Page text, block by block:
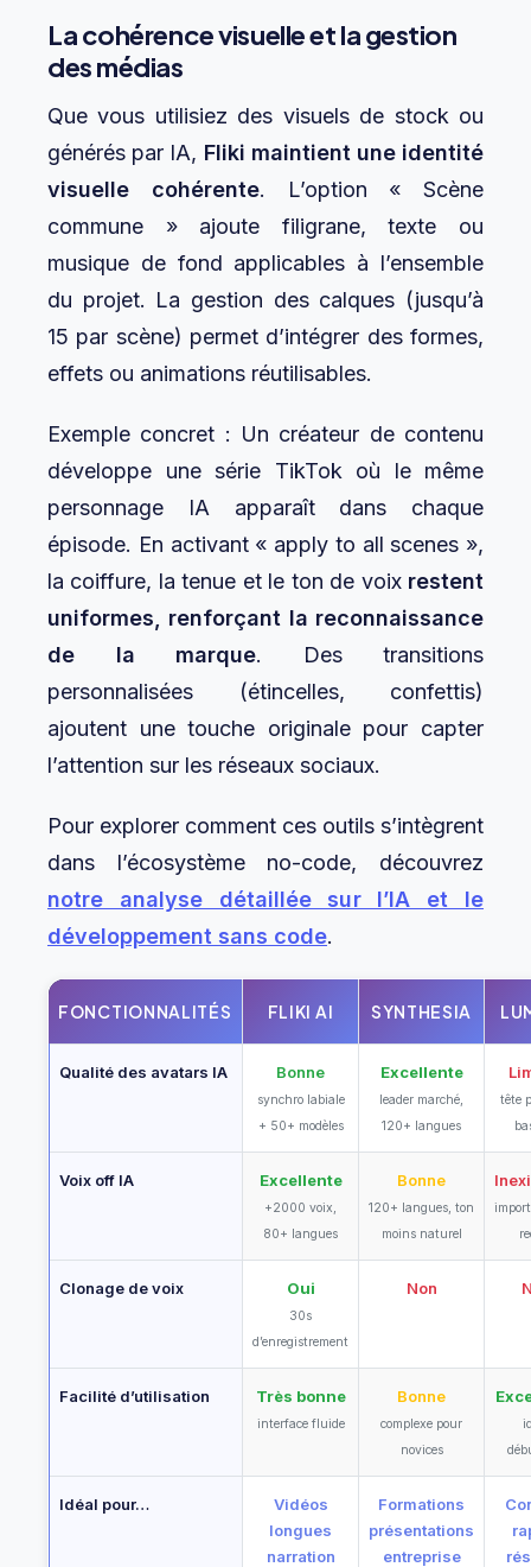
La cohérence visuelle et la gestion
des médias
Que vous utilisiez des visuels de stock ou
générés par IA, Fliki maintient une identité
visuelle cohérente. L’option « Scène
commune » ajoute filigrane, texte ou
musique de fond applicables à l’ensemble
du projet. La gestion des calques (jusqu’à
15 par scène) permet d’intégrer des formes,
effets ou animations réutilisables.
Exemple concret : Un créateur de contenu
développe une série TikTok où le même
personnage IA apparaît dans chaque
épisode. En activant « apply to all scenes »,
la coiffure, la tenue et le ton de voix restent
uniformes, renforçant la reconnaissance
de la marque. Des transitions
personnalisées (étincelles, confettis)
ajoutent une touche originale pour capter
l’attention sur les réseaux sociaux.
Pour explorer comment ces outils s’intègrent
dans l’écosystème no-code, découvrez
notre analyse détaillée sur l’IA et le
développement sans code.
FONCTIONNALITÉS FLIKI AI SYNTHESIA
Qualité des avatars IA Bonne
synchro labiale
+ 50+ modèles
Excellente
leader marché,
120+ langues
tête
Voix off IA Excellente
+2000 voix,
80+ langues
Bonne
120+ langues, ton
moins naturel
Clonage de voix Oui
30s
d’enregistrement
Non
Facilité d’utilisation Très bonne
interface fluide
Bonne
complexe pour
novices
Idéal pour…
Vidéos
longues
narration
Formations
présentations
entreprise